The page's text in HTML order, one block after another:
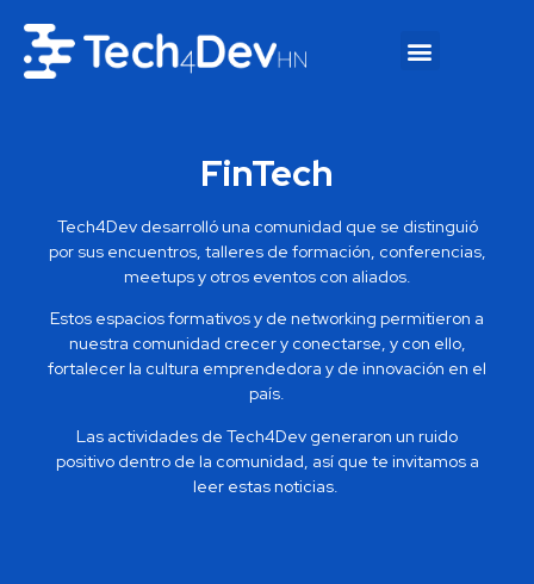
FinTech
Tech4Dev desarrolló una comunidad que se distinguió
por sus encuentros, talleres de formación, conferencias,
meetups y otros eventos con aliados.
Estos espacios formativos y de networking permitieron a
nuestra comunidad crecer y conectarse, y con ello,
fortalecer la cultura emprendedora y de innovación en el
país.
Las actividades de Tech4Dev generaron un ruido
positivo dentro de la comunidad, así que te invitamos a
leer estas noticias.